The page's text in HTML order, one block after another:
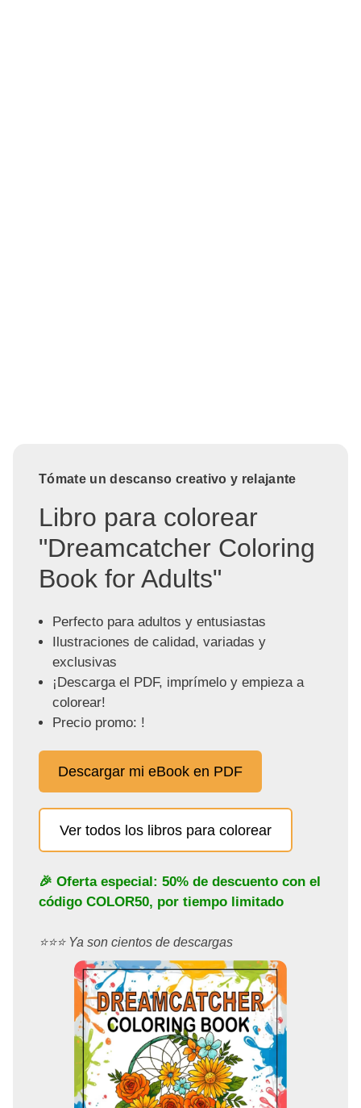
Tómate un descanso creativo y relajante
Libro para colorear
"Dreamcatcher Coloring
Book for Adults"
Perfecto para adultos y entusiastas
Ilustraciones de calidad, variadas y
exclusivas
¡Descarga el PDF, imprímelo y empieza a
colorear!
Precio promo: !
Descargar mi eBook en PDF
Ver todos los libros para colorear
🎉 Oferta especial: 50% de descuento con el
código COLOR50, por tiempo limitado
⭐️⭐️⭐️ Ya son cientos de descargas